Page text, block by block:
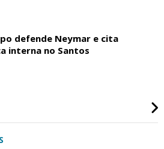
defende Neymar e cita
interna no Santos